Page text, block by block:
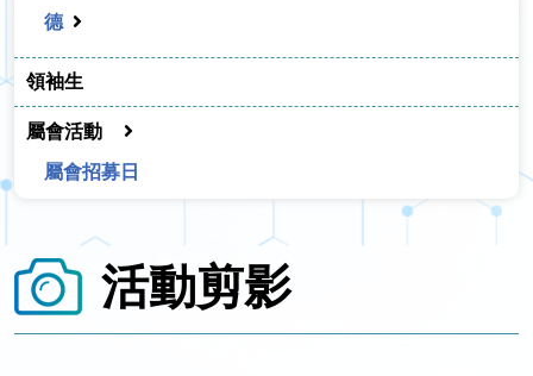
德
領袖生
屬會活動
屬會招募日
活動剪影